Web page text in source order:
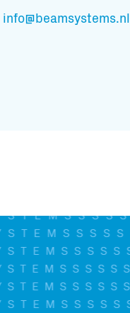
info@beamsystems.nl